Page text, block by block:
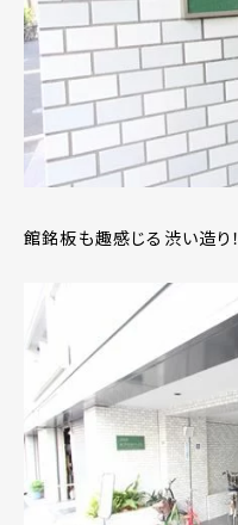
館銘板も趣感じる渋い造り！